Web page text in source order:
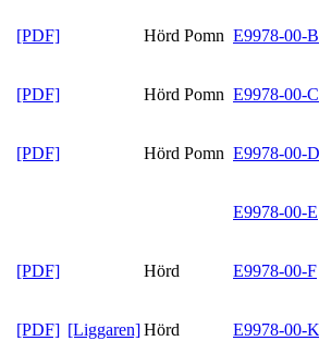
[PDF] Hörd Pomn E9978-00-B
[PDF] Hörd Pomn E9978-00-C
[PDF] Hörd Pomn E9978-00-D
E9978-00-E
[PDF] Hörd E9978-00-F
[PDF] [Liggaren]Hörd E9978-00-K